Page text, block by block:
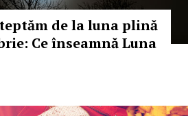
de la luna plină
Ce înseamnă Luna